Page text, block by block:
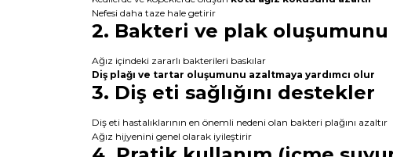
Nefesi daha taze hale getirir
2. Bakteri ve plak oluşumunu
Ağız içindeki zararlı bakterileri baskılar
Diş plağı ve tartar oluşumunu azaltmaya yardımcı olur
3. Diş eti sağlığını destekler
Diş eti hastalıklarının en önemli nedeni olan bakteri plağını azaltır
Ağız hijyenini genel olarak iyileştirir